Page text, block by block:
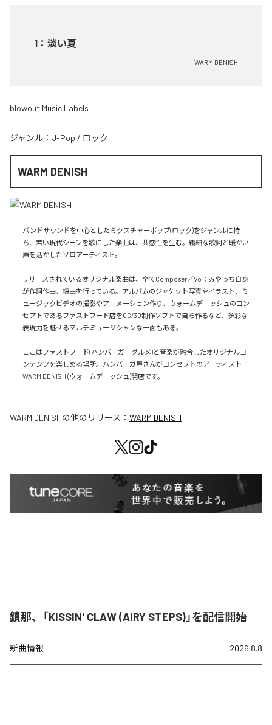
1 ： 淡い夏
WARM DENISH
blowout Music Labels
ジャンル： J-Pop / ロック
WARM DENISH
バンドサウンドを中心としたミクスチャーポップ(ロック)をジャンルに持
ち、若い現代シーンを歌にした楽曲は、共感性を生む。繊細な歌詞と暖かい
声を活かしたソロアーティスト。
リリースされているオリジナル楽曲は、全てComposer／Vo：みやっち自身
が作詞作曲、編曲を行っている。アルバムのジャケット写真やイラスト、ミ
ュージックビデオの撮影やアニメーション作り、ウォームデニッシュのコン
セプトであるファストフード店をCG/3D制作ソフトで自ら作るなど、多彩な
表現力を魅せるマルチミュージシャンな一面もある。
ここはファストフード(ハンバーガーグルメ)と音楽が融合したオリジナルコ
ンテンツを楽しめる場所。ハンバーガ屋さんがコンセプトのアーティスト
WARM DENISH (ウォームデニッシュ)開店です。
WARM DENISHの他のリリース： WARM DENISH
鎖那、「KISSIN' CLAW (AIRY STEPS)」を配信開始
新曲情報 2026.8.8